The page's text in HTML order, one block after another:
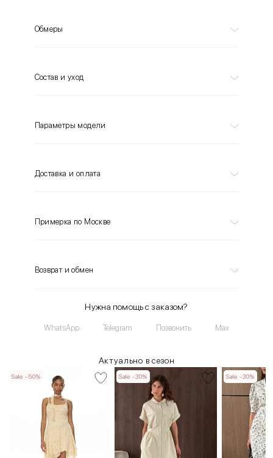
Обмеры
Состав и уход
Параметры модели
Доставка и оплата
Примерка по Москве
Возврат и обмен
Нужна помощь с заказом?
WhatsApp Telegram Позвонить Max
Актуально в сезон
Sale -50% Sale -30% Sale -30%